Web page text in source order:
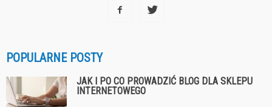
POPULARNE POSTY
JAK I PO CO PROWADZIĆ BLOG DLA SKLEPU
INTERNETOWEGO